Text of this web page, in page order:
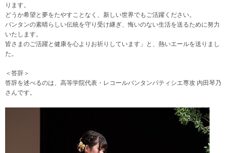
ります。
どうか希望と夢をたやすことなく、新しい世界でもご活躍ください。
バンタンの素晴らしい伝統を守り受け継ぎ、悔いのない生活を送るために努力
いたします。
皆さまのご活躍と健康を心よりお祈りしています」と、熱いエールを送りまし
た。
＜答辞＞
答辞を述べるのは、高等学院代表・レコールバンタンパティシエ専攻 内田琴乃
さんです。